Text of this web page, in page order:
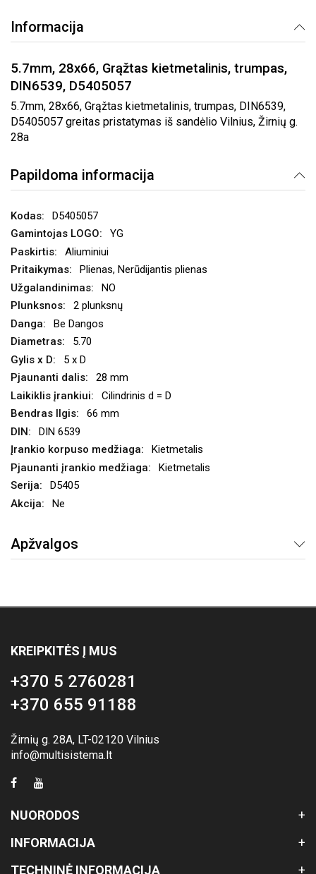
Informacija
5.7mm, 28x66, Grąžtas kietmetalinis, trumpas,
DIN6539, D5405057
5.7mm, 28x66, Grąžtas kietmetalinis, trumpas, DIN6539,
D5405057 greitas pristatymas iš sandėlio Vilnius, Žirnių g.
28a
Papildoma informacija
D5405057
YG
Aliuminiui
Plienas, Nerūdijantis plienas
NO
2 plunksnų
Be Dangos
5.70
5 x D
28 mm
Cilindrinis d = D
66 mm
DIN 6539
Kietmetalis
Kietmetalis
D5405
Ne
Apžvalgos
KREIPKITĖS Į MUS
+370 5 2760281
+370 655 91188
Žirnių g. 28A, LT-02120 Vilnius
info@multisistema.lt
NUORODOS
INFORMACIJA
TECHNINĖ INFORMACIJA